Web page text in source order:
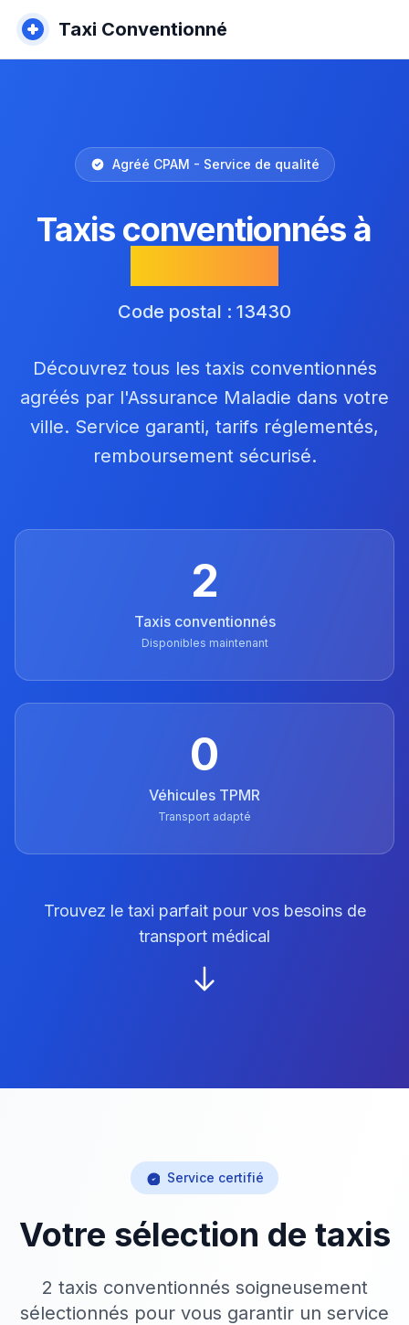
Taxi Conventionné
Agréé CPAM - Service de qualité
Taxis conventionnés à
Code postal : 13430
Découvrez tous les taxis conventionnés
agréés par l'Assurance Maladie dans votre
ville. Service garanti, tarifs réglementés,
remboursement sécurisé.
2
Taxis conventionnés
Disponibles maintenant
0
Véhicules TPMR
Transport adapté
Trouvez le taxi parfait pour vos besoins de
transport médical
Service certifié
Votre sélection de taxis
2 taxis conventionnés soigneusement
sélectionnés pour vous garantir un service